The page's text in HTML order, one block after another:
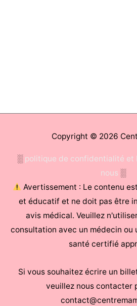
Copyright © 2026
░ politique de confidentialité et
nous ░
Avertissement : Le contenu
et éducatif et ne doit pas être
avis médical. Veuillez
consultation avec un médecin ou
santé certifié
Si vous souhaitez écrire un
veuillez nous contacter